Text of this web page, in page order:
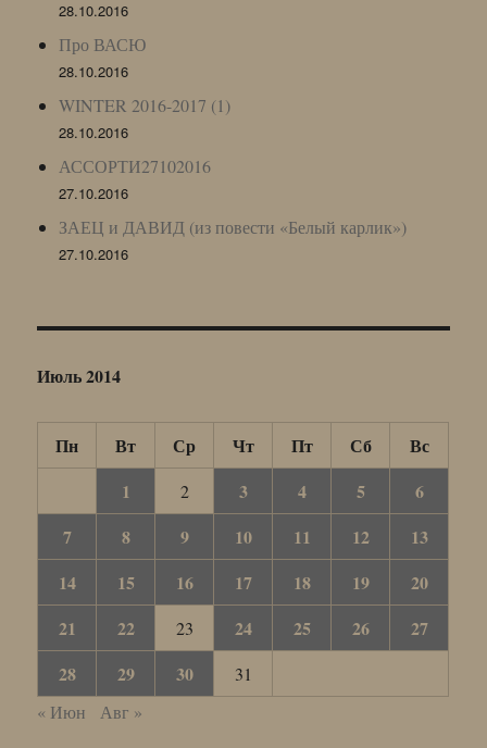
28.10.2016
Про ВАСЮ
28.10.2016
WINTER 2016-2017 (1)
28.10.2016
АССОРТИ27102016
27.10.2016
ЗАЕЦ и ДАВИД (из повести «Белый карлик»)
27.10.2016
Июль 2014
Пн Вт Ср Чт Пт Сб
Вс
1
2 3 4 5
6
7
8 9 10 11 12
13
14
15 16 17 18 19
20
21
22 23 24 25 26
27
28
29 30
31
« Июн
Авг »